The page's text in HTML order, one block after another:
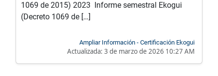
1069 de 2015) 2023 Informe semestral Ekogui
(Decreto 1069 de […]
Ampliar Información - Certificación Ekogui
Actualizada: 3 de marzo de 2026 10:27 AM